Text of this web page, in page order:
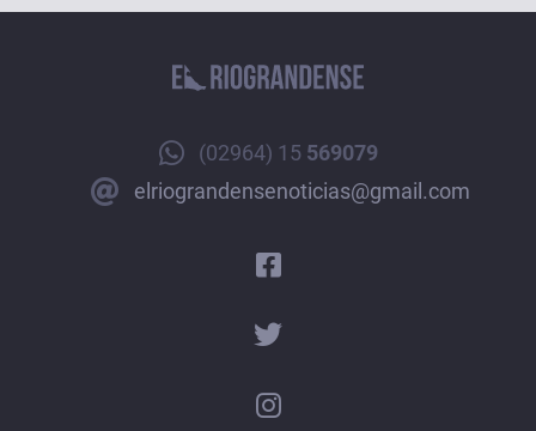
(02964) 15 569079
elriograndensenoticias@gmail.com